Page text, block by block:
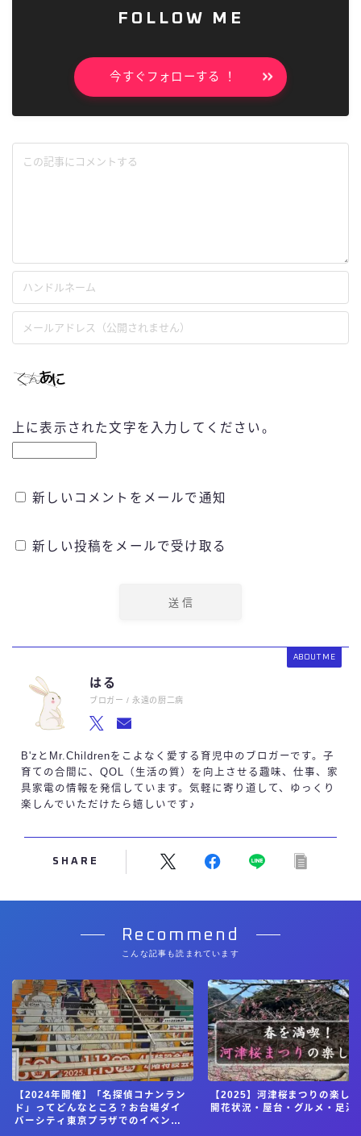
FOLLOW ME
今すぐフォローする ！
上に表示された文字を入力してください。
新しいコメントをメールで通知
新しい投稿をメールで受け取る
ABOUT ME
はる
ブロガー / 永遠の厨二病
B'zとMr.Childrenをこよなく愛する育児中のブロガーです。子
育ての合間に、QOL（生活の質）を向上させる趣味、仕事、家
具家電の情報を発信しています。気軽に寄り道して、ゆっくり
楽しんでいただけたら嬉しいです♪
SHARE
Recommend
こんな記事も読まれています
【2024年開催】「名探偵コナンラン
ド」ってどんなところ？お台場ダイ
バーシティ東京プラザでのイベント
【2025】河津桜まつりの楽し
開花状況・屋台・グルメ・足湯